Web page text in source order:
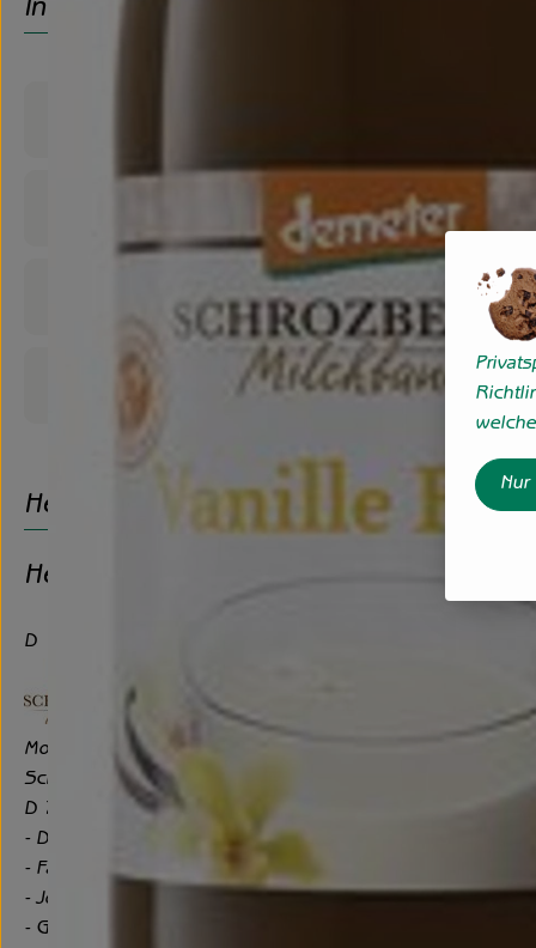
Info
Produktdatenblatt
Herkunft
Hersteller: Schrozberger Milchbauern
D
Molkereigenossenschaft Hohenlohe-Franken eG
Schrozberger Milchbauern
D 74575 Schrozberg
- Demeter Pionier seit 1974
- Fachhandelsmarke
- Joghurt wird langzeitgesäuert, Herstellung ohne
- Genossenschaftsmolkerei
Nur